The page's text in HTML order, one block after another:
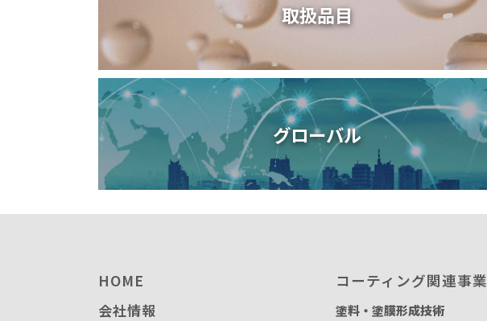
取扱品目
グローバル
HOME
会社情報
コーティング関連事業
塗料・塗膜形成技術